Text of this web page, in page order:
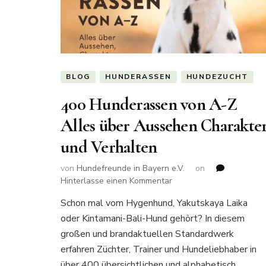
BLOG HUNDERASSEN HUNDEZUCHT
400 Hunderassen von A-Z
Alles über Aussehen
und Verhalten
von Hundefreunde in Bayern e.V.
on
Hinterlasse einen Kommentarzu
Hunderassen
von
A-
Alles
Schon mal vom Hygenhund, Yakutskaya Laika
oder Kintamani-Bali-Hund gehört? In diesem
großen und brandaktuellen Standardwerk
erfahren Züchter, Trainer und Hundeliebhaber in